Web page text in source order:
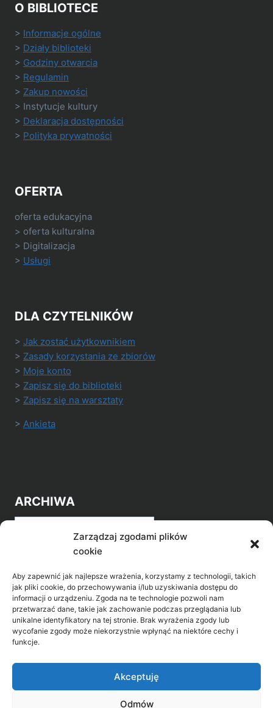
Zarządzaj zgodami plików
cookie
Aby zapewnić jak najlepsze wrażenia, korzystamy z technologii, takich
jak pliki cookie, do przechowywania i/lub uzyskiwania dostępu do
informacji o urządzeniu. Zgoda na te technologie pozwoli nam
przetwarzać dane, takie jak zachowanie podczas przeglądania lub
unikalne identyfikatory na tej stronie. Brak wyrażenia zgody lub
wycofanie zgody może niekorzystnie wpłynąć na niektóre cechy i
funkcje.
Akceptuję
Odmów
O BIBLIOTECE
> Informacje ogólne
> Działy biblioteki
> Godziny otwarcia
> Regulamin
> Zakup nowości
> Instytucje kultury
> Deklaracja dostępności
> Polityka prywatności
OFERTA
oferta edukacyjna
> oferta kulturalna
> Digitalizacja
> Usługi
DLA CZYTELNIKÓW
> Jak zostać użytkownikiem
> Zasady korzystania ze zbiorów
> Moje konto
> Zapisz się do biblioteki
> Zapisz się na warsztaty
> Ankieta
ARCHIWA
Archiwa
POZNAJ LEPIEJ NASZ REGION
>Gołdap Mazurski Zdrój